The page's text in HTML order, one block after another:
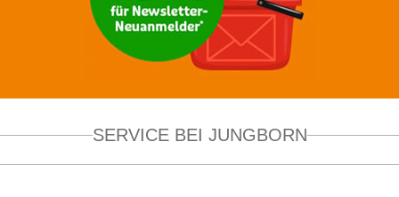
SERVICE BEI JUNGBORN